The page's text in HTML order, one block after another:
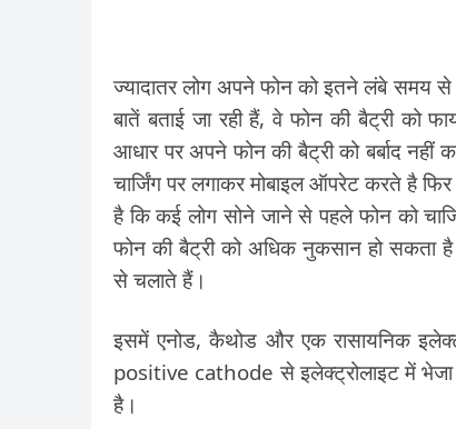
ज्यादातर लोग अपने फोन को इतने लंबे समय से
बातें बताई जा रही हैं, वे फोन की बैट्री को
आधार पर अपने फोन की बैट्री को बर्बाद
चार्जिंग पर लगाकर मोबाइल ऑपरेट करते है फिर
है कि कई लोग सोने जाने से पहले फोन को
फोन की बैट्री को अधिक नुकसान हो सकता
से चलाते हैं।
इसमें एनोड, कैथोड और एक रासायनिक
positive cathode से इलेक्ट्रोलाइट में भेजा
है।